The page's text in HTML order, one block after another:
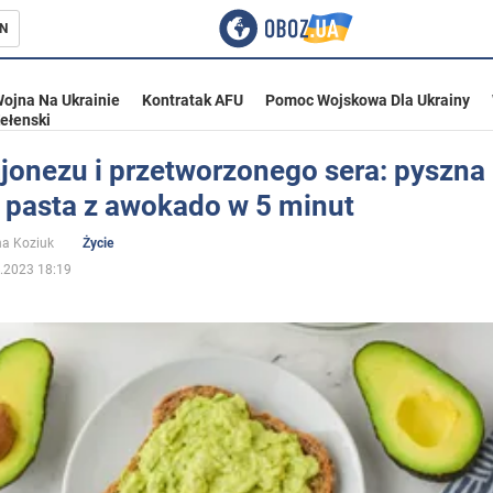
Ukrainie
Na Ukrainie Kontratak AFU Pomoc Wojskowa Dla Ukrainy
i przetworzonego sera: pyszna
z awokado w 5 minut
Koziuk
Życie
18:19